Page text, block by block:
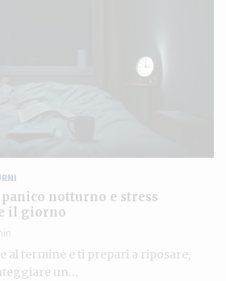
notturno e stress
il giorno
al termine e ti prepari a riposare,
un…